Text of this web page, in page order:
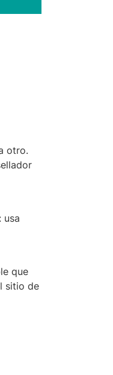
otro.
usa
que
sitio de